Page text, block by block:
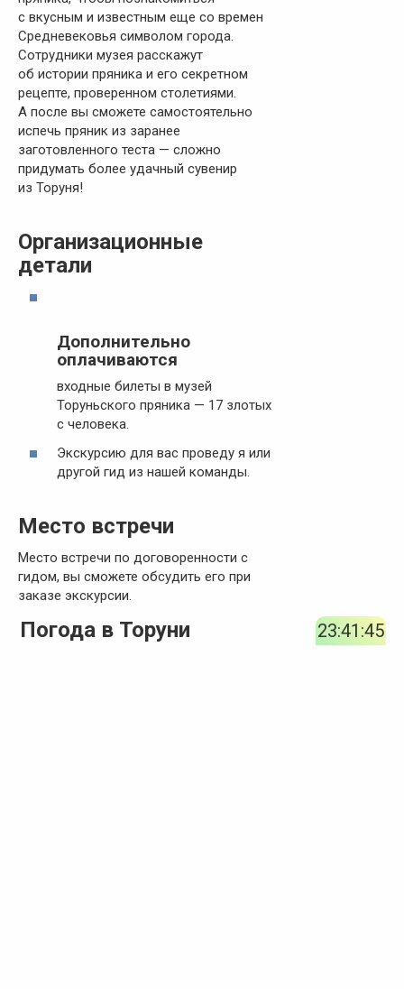
с вкусным и известным еще со времен
Средневековья символом города.
Сотрудники музея расскажут
об истории пряника и его секретном
рецепте, проверенном столетиями.
А после вы сможете самостоятельно
испечь пряник из заранее
заготовленного теста — сложно
придумать более удачный сувенир
из Торуня!
Организационные
детали
Дополнительно
оплачиваются
входные билеты в музей
Торуньского пряника — 17 злотых
с человека.
Экскурсию для вас проведу я или
другой гид из нашей команды.
Место встречи
Место встречи по договоренности с
гидом, вы сможете обсудить его при
заказе экскурсии.
Погода в Торуни 23:41:45